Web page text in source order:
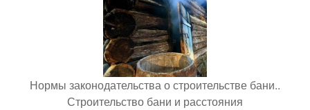
Нормы законодательства о строительстве бани..
Строительство бани и расстояния